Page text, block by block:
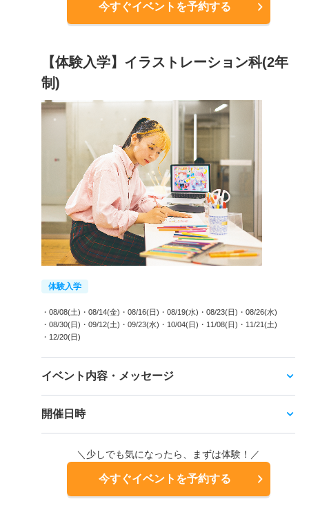
今すぐイベントを予約する
【体験入学】イラストレーション科(2年
制)
体験入学
・08/08(土) ・08/14(金) ・08/16(日) ・08/19(水) ・08/23(日) ・08/26(水)
・08/30(日) ・09/12(土) ・09/23(水) ・10/04(日) ・11/08(日) ・11/21(土)
・12/20(日)
イベント内容・メッセージ
開催日時
＼少しでも気になったら、まずは体験！／
今すぐイベントを予約する